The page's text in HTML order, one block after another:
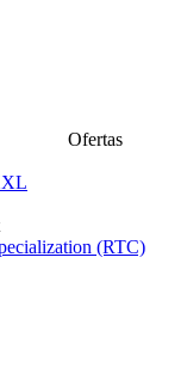
Ofertas
(RTC)